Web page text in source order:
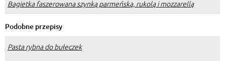
Bagietka faszerowana szynką parmeńską, rukolą i mozzarellą
Podobne przepisy
Pasta rybna do bułeczek